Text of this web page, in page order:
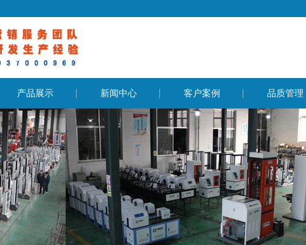
产品展示 新闻中心 客户案例 品质管理